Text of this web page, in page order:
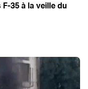
35 à la veille du